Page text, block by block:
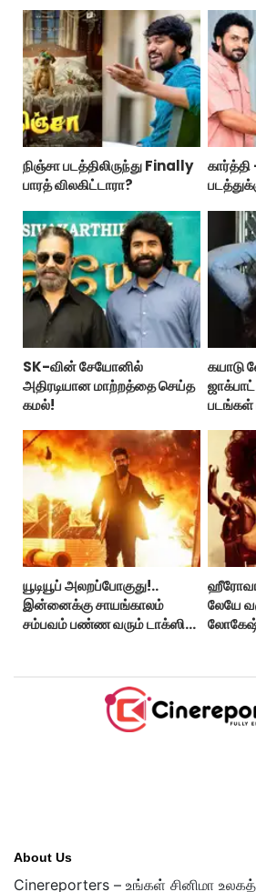
நிஞ்சா படத்திலிருந்து Finally
பாரத் விலகிட்டாரா?
SK-வின் சேயோனில்
அதிரடியான மாற்றத்தை செய்த
கமல்!
கயாடு
படங்கள்
யூடியூப் அலறப்போகுது!..
இன்னைக்கு சாயங்காலம்
சம்பவம் பண்ண வரும் டாக்ஸிக்
லேயே
About Us
Cinereporters – உங்கள் சினிமா